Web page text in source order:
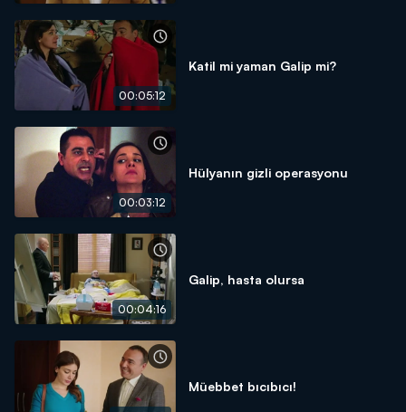
00:05:12
Katil mi yaman Galip mi?
00:03:12
Hülyanın gizli operasyonu
00:04:16
Galip, hasta olursa
Müebbet bıcıbıcı!